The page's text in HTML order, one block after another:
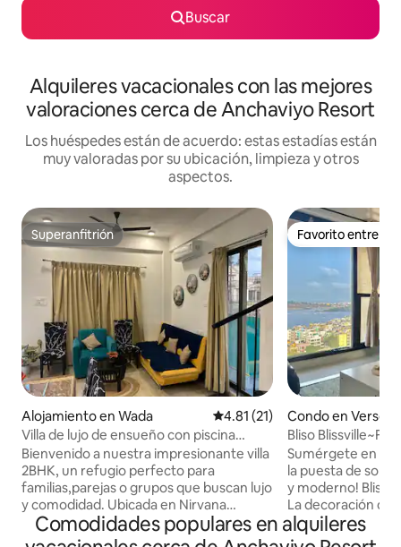
Buscar
Alquileres vacacionales con las mejores
valoraciones cerca de Anchaviyo Resort
Los huéspedes están de acuerdo: estas estadías están
muy valoradas por su ubicación, limpieza y otros
aspectos.
Superanfitrión
Superanfitrión
Alojamiento en Wada Calificación promedio: 4.81 de
4.81 (21)
Villa de lujo de ensueño con piscina
privada
Bienvenido a nuestra impresionante villa
2BHK, un refugio perfecto para
familias,parejas o grupos que buscan lujo
y comodidad. Ubicada en Nirvana
Wollywood,esta villa cuenta con amplios
dormitorios elegantes con baños
Favorito entre
Favorito entre
Condo en Versova
Bliso
apartamento de 2
Vista al mar
Sumérgete en
la puesta de sol🌅 ¡Luminoso, espacioso
y moderno!
La decoración de
buen gusto en el
complementa la
Comodidades populares en alquileres